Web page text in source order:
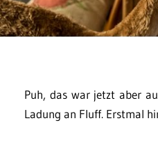
Puh, das war jetzt aber
Ladung an Fluff. Erstmal